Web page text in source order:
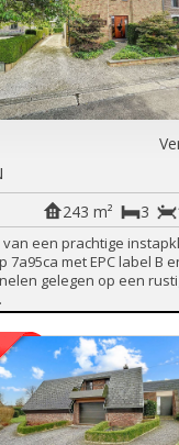
3
243 m²
van een prachtige
7a95ca met EPC label B
gelegen op een